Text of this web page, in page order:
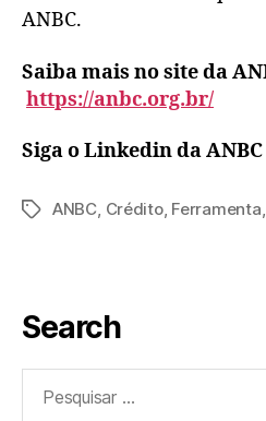
ANBC.
Saiba mais no site da
https://anbc.org.br/
Siga o Linkedin da ANBC
ANBC, Crédito, Ferramenta,
Search